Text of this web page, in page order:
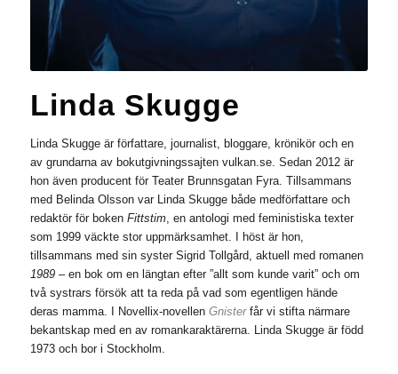
Linda Skugge
Linda Skugge är författare, journalist, bloggare, krönikör och en
av grundarna av bokutgivningssajten vulkan.se. Sedan 2012 är
hon även producent för Teater Brunnsgatan Fyra. Tillsammans
med Belinda Olsson var Linda Skugge både medförfattare och
redaktör för boken Fittstim, en antologi med feministiska texter
som 1999 väckte stor uppmärksamhet. I höst är hon,
tillsammans med sin syster Sigrid Tollgård, aktuell med romanen
1989– en bok om en längtan efter ”allt som kunde varit” och om
två systrars försök att ta reda på vad som egentligen hände
deras mamma. I Novellix-novellen Gnisterfår vi stifta närmare
bekantskap med en av romankaraktärerna. Linda Skugge är född
1973 och bor i Stockholm.